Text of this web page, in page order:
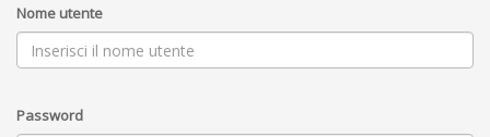
Nome utente
Password